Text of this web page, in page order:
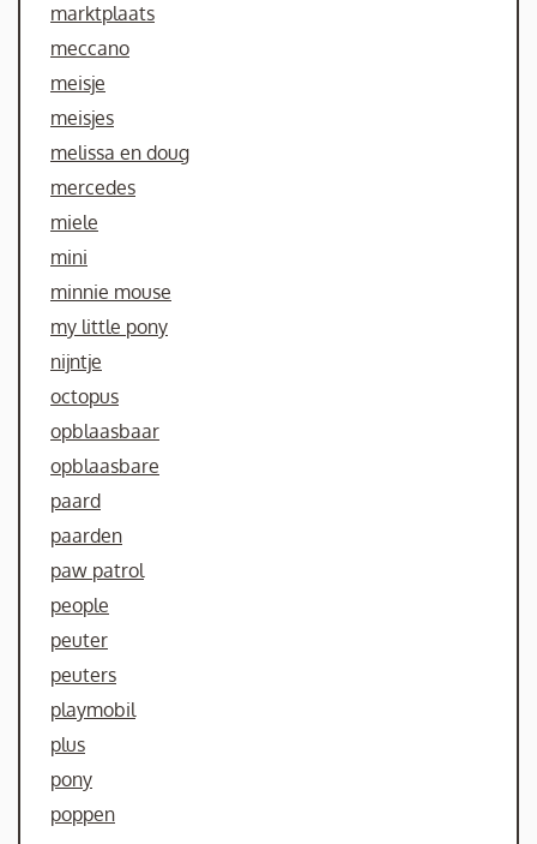
marktplaats
meccano
meisje
meisjes
melissa en doug
mercedes
miele
mini
minnie mouse
my little pony
nijntje
octopus
opblaasbaar
opblaasbare
paard
paarden
paw patrol
people
peuter
peuters
playmobil
plus
pony
poppen